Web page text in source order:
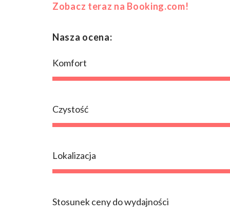
Zobacz teraz na Booking.com!
Nasza ocena:
Komfort
Czystość
Lokalizacja
Stosunek ceny do wydajności